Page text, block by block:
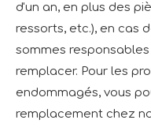
d'un an, en plus des
ressorts, etc.), en cas
sommes
remplacer. Pour les
endommagés, vous
remplacement chez